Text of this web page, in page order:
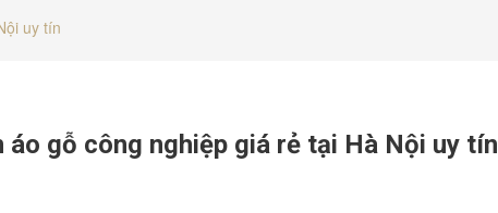
uy tín
gỗ công nghiệp giá rẻ tại Hà Nội uy tín